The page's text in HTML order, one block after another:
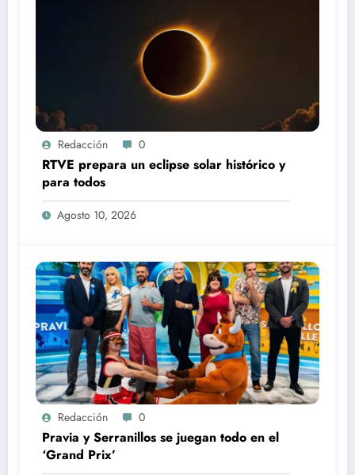
Redacción 0
RTVE prepara un eclipse solar histórico y
para todos
Agosto 10, 2026
Redacción 0
Pravia y Serranillos se juegan todo en el
‘Grand Prix’